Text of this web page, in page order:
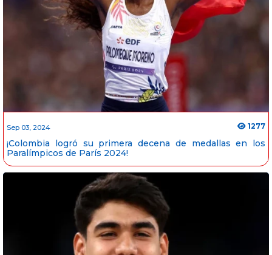
Sep 03, 2024 1277
¡Colombia logró su primera decena de medallas en los
Paralímpicos de París 2024!